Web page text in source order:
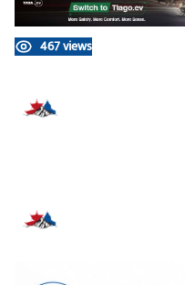
467 views